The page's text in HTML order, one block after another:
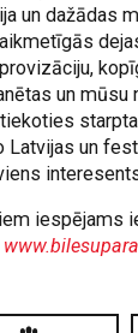
un dažādas
un mūsu
Latvijas un
iespējams